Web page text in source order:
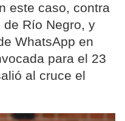
este caso, contra
Río Negro, y
WhatsApp en
para el 23
al cruce el